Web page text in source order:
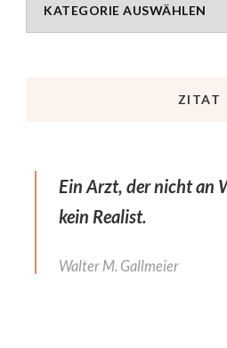
ZITAT
Ein Arzt, der nicht an
kein Realist.
Walter M. Gallmeier